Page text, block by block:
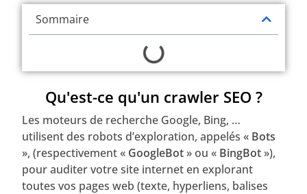
Sommaire
Qu'est-ce qu'un crawler SEO ?
Les moteurs de recherche Google, Bing, …
utilisent des robots d’exploration, appelés « Bots
», (respectivement « GoogleBot» ou « BingBot»),
pour auditer votre site internet en explorant
toutes vos pages web (texte, hyperliens, balises